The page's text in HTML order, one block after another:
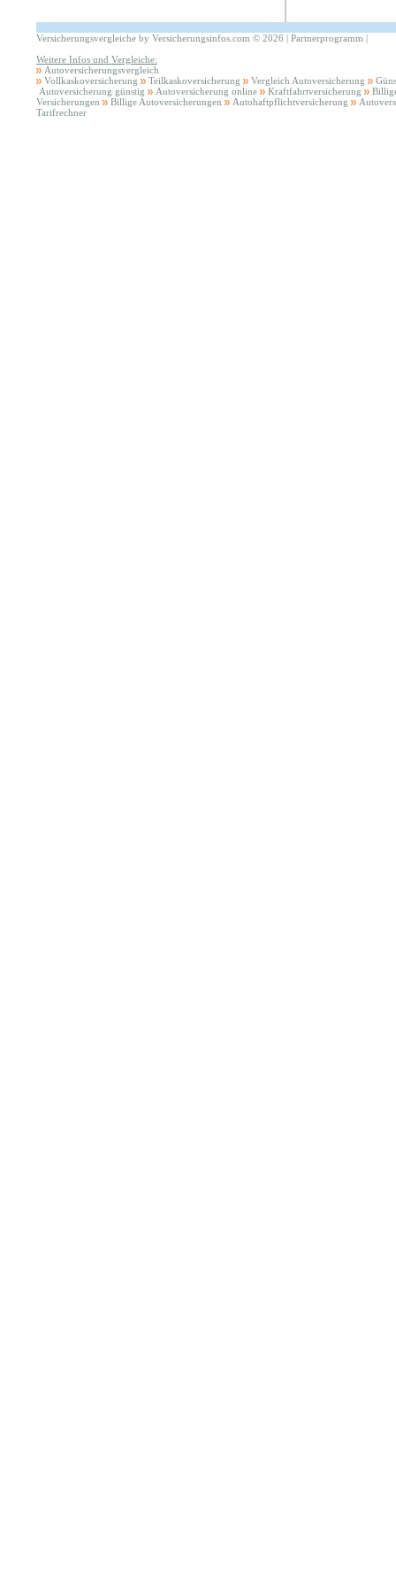
Versicherungsvergleiche by Versicherungsinfos.com © 2026 | Partnerprogramm |
Weitere Infos und Vergleiche:
Autoversicherungsvergleich
Vollkaskoversicherung
Teilkaskoversicherung Vergleich Autoversicherung
Autoversicherung günstig
Autoversicherung online Kraftfahrtversicherung
Versicherungen
Billige Autoversicherungen Autohaftpflichtversicherung
Tarifrechner